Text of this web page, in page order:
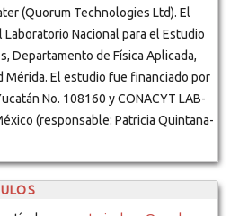
(Quorum Technologies Ltd). El
Nacional para el Estudio
Departamento de Física Aplicada,
Mérida. El estudio fue financiado por
No. 108160 y CONACYT LAB-
(responsable: Patricia Quintana-